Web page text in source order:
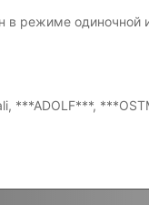
в режиме одиночной
***ADOLF***,